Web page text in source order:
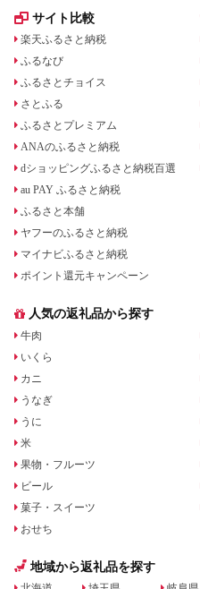
サイト比較
楽天ふるさと納税
ふるなび
ふるさとチョイス
さとふる
ふるさとプレミアム
ANAのふるさと納税
dショッピングふるさと納税百選
au PAY ふるさと納税
ふるさと本舗
ヤフーのふるさと納税
マイナビふるさと納税
ポイント還元キャンペーン
人気の返礼品から探す
牛肉
いくら
カニ
うなぎ
うに
米
果物・フルーツ
ビール
菓子・スイーツ
おせち
地域から返礼品を探す